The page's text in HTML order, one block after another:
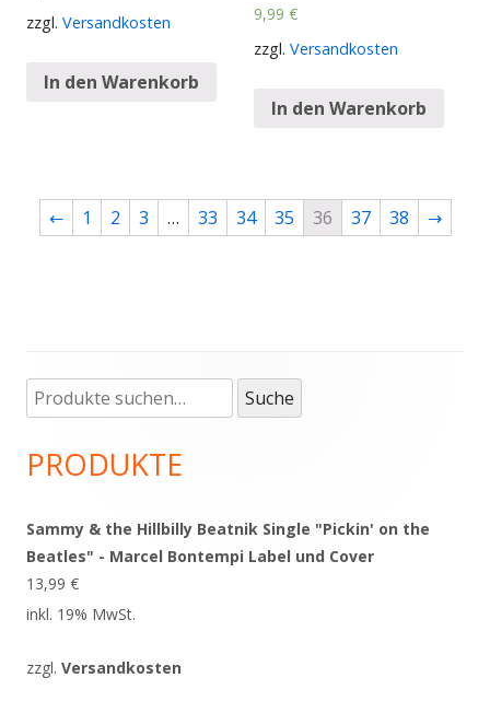
zzgl. Versandkosten
In den Warenkorb
9,99 €
zzgl. Versandkosten
In den Warenkorb
← 1 2 3 … 33 34 35 36 37 38 →
Haupt-
Seitenleiste
Suche
nach:
Suche
PRODUKTE
Sammy & the Hillbilly Beatnik Single "Pickin' on the
Beatles" - Marcel Bontempi Label und Cover
13,99 €
inkl. 19% MwSt.
zzgl. Versandkosten